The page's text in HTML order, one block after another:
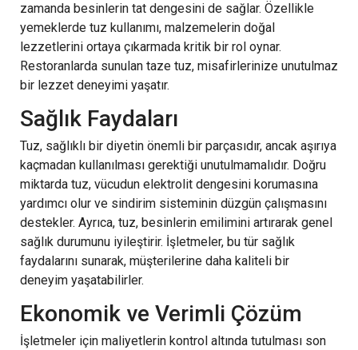
zamanda besinlerin tat dengesini de sağlar. Özellikle
yemeklerde tuz kullanımı, malzemelerin doğal
lezzetlerini ortaya çıkarmada kritik bir rol oynar.
Restoranlarda sunulan taze tuz, misafirlerinize unutulmaz
bir lezzet deneyimi yaşatır.
Sağlık Faydaları
Tuz, sağlıklı bir diyetin önemli bir parçasıdır, ancak aşırıya
kaçmadan kullanılması gerektiği unutulmamalıdır. Doğru
miktarda tuz, vücudun elektrolit dengesini korumasına
yardımcı olur ve sindirim sisteminin düzgün çalışmasını
destekler. Ayrıca, tuz, besinlerin emilimini artırarak genel
sağlık durumunu iyileştirir. İşletmeler, bu tür sağlık
faydalarını sunarak, müşterilerine daha kaliteli bir
deneyim yaşatabilirler.
Ekonomik ve Verimli Çözüm
İşletmeler için maliyetlerin kontrol altında tutulması son